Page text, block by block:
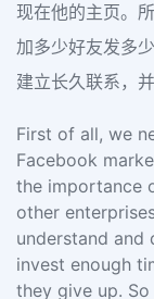
现在他的主页。
加多少好友发多
建立长久联系，
First of all, we
Facebook
the importance
other
understand
invest enough
they give up.